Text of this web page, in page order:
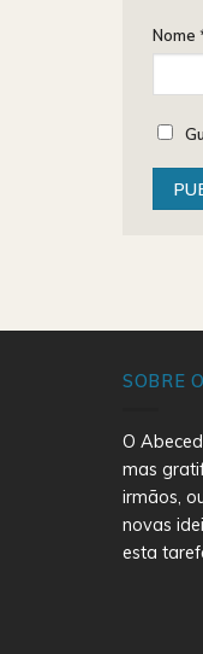
Nome
SOBRE
O
mas
irmãos,
novas
esta